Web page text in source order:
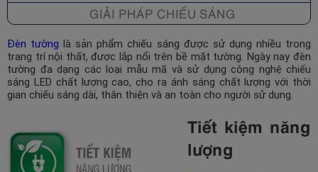
GIẢI PHÁP CHIẾU SÁNG
Đèn tường là sản phẩm chiếu sáng được sử dụng nhiều trong
trang trí nội thất, được lắp nổi trên bề mặt tường. Ngày nay đèn
tường đa dạng các loại mẫu mã và sử dụng công nghệ chiếu
sáng LED chất lượng cao, cho ra ánh sáng chất lượng với thời
gian chiếu sáng dài, thân thiện và an toàn cho người sử dụng.
Tiết kiệm năng
lượng